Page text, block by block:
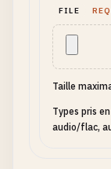
FILE
Taille
Types pris
audio/flac,